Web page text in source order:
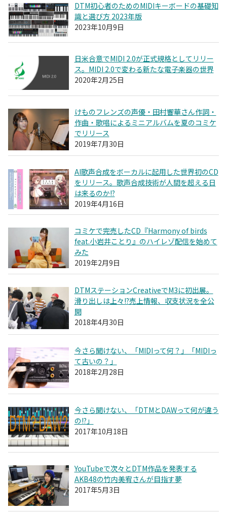
DTM初心者のためのMIDIキーボードの基礎知
識と選び方 2023年版
2023年10月9日
日米合意でMIDI 2.0が正式規格としてリリー
ス。MIDI 2.0で変わる新たな電子楽器の世界
2020年2月25日
けものフレンズの声優・田村響華さん作詞・
作曲・歌唱によるミニアルバムを夏のコミケ
でリリース
2019年7月30日
AI歌声合成をボーカルに起用した世界初のCD
をリリース。歌声合成技術が人間を超える日
は来るのか!?
2019年4月16日
コミケで完売したCD『Harmony of birds
feat.小岩井ことり』のハイレゾ配信を始めて
みた
2019年2月9日
DTMステーションCreativeでM3に初出展。
滑り出しは上々!?売上情報、収支状況を全公
開
2018年4月30日
今さら聞けない、「MIDIって何？」「MIDIっ
て古いの？」
2018年2月28日
今さら聞けない、「DTMとDAWって何が違う
の!?」
2017年10月18日
YouTubeで次々とDTM作品を発表する
AKB48の竹内美宥さんが目指す夢
2017年5月3日